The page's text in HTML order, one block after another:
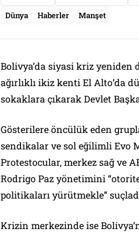
Dünya
Haberler Manşet
Bolivya’da siyasi kriz yeniden
ağırlıklı ikiz kenti El Alto’da
sokaklara çıkarak Devlet
Gösterilere öncülük eden
sendikalar ve sol eğilimli Evo
Protestocular, merkez sağ ve
Rodrigo Paz yönetimini
politikaları yürütmekle”
Krizin merkezinde ise